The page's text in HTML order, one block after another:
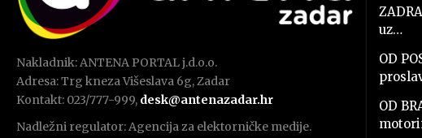
Nakladnik: ANTENA PORTAL j.d.o.o.
Adresa: Trg kneza Višeslava 6g, Zadar
Kontakt: 023/777-999, desk@antenazadar.hr
Nadležni regulator: Agencija za elektorničke medije.
uz…
OD
OD